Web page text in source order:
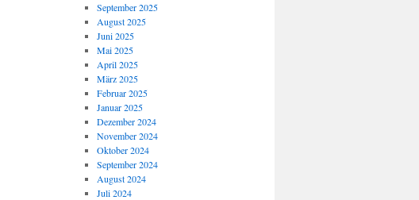
September 2025
August 2025
Juni 2025
Mai 2025
April 2025
März 2025
Februar 2025
Januar 2025
Dezember 2024
November 2024
Oktober 2024
September 2024
August 2024
Juli 2024